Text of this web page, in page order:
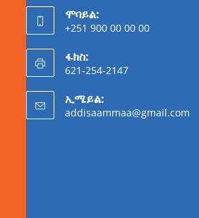
ሞባይል:
+251 900 00 00 00
ፋክስ:
621-254-2147
ኢሜይል:
addisaammaa@gmail.com